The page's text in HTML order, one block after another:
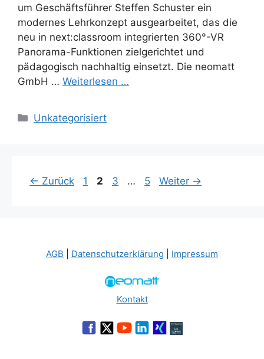
um Geschäftsführer Steffen Schuster ein
modernes Lehrkonzept ausgearbeitet, das die
neu in next:classroom integrierten 360°-VR
Panorama-Funktionen zielgerichtet und
pädagogisch nachhaltig einsetzt. Die neomatt
GmbH … Weiterlesen …
Kategorien
Unkategorisiert
← Zurück Seite
1 Seite
2 Seite
3 … Seite
5 Weiter →
AGB Datenschutzerklärung Impressum
Kontakt